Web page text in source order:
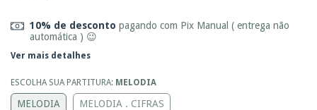
10% de desconto pagando com Pix Manual ( entrega não
automática ) 😉
Ver mais detalhes
ESCOLHA SUA PARTITURA: MELODIA
MELODIA MELODIA . CIFRAS